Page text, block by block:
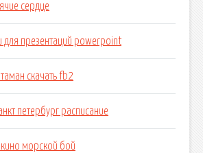
сердце
для презентаций powerpoint
скачать fb2
петербург расписание
кино морской бой